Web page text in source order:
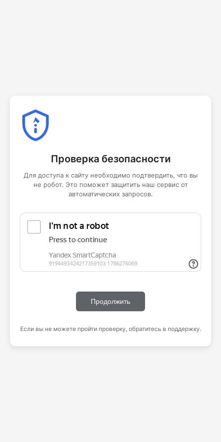
Проверка безопасности
Для доступа к сайту необходимо подтвердить, что вы
не робот. Это поможет защитить наш сервис от
автоматических запросов.
Продолжить
Если вы не можете пройти проверку, обратитесь в поддержку.